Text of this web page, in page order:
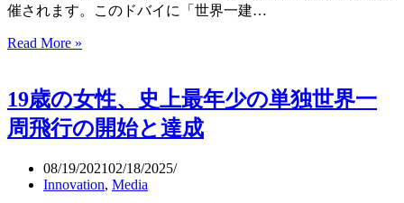
ち
て
9
円
で
催されます。このドバイに「世界一建…
Read More »
の
ド
バ
万
博
19歳の女性、史上最年少の単独世界一
周飛行の開始と達成
08/19/202102/18/2025
Innovation, Media